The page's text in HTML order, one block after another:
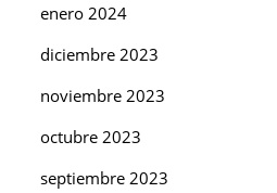
enero 2024
diciembre 2023
noviembre 2023
octubre 2023
septiembre 2023